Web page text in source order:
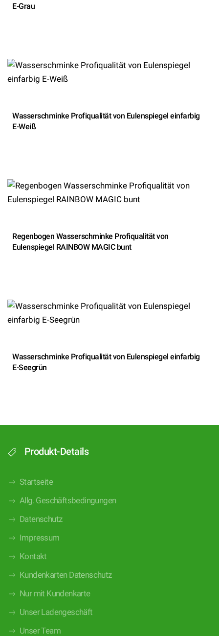
E-Grau
Wasserschminke Profiqualität von Eulenspiegel einfarbig
E-Weiß
Regenbogen Wasserschminke Profiqualität von
Eulenspiegel RAINBOW MAGIC bunt
Wasserschminke Profiqualität von Eulenspiegel einfarbig
E-Seegrün
Produkt-Details
Startseite
Allg. Geschäftsbedingungen
Datenschutz
Impressum
Kontakt
Kundenkarten Datenschutz
Nur mit Kundenkarte
Unser Ladengeschäft
Unser Team